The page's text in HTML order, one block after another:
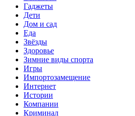
Гаджеты
Дети
Дом и сад
Еда
Звёзды
Здоровье
Зимние виды спорта
Игры
Импортозамещение
Интернет
Истории
Компании
Криминал